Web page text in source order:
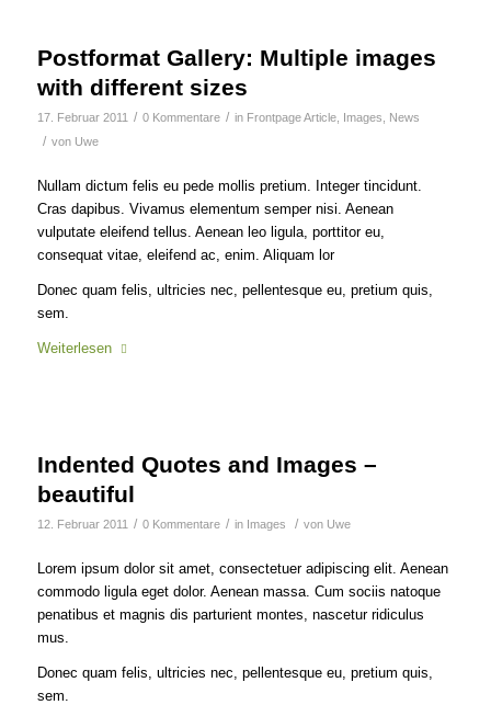
Postformat Gallery: Multiple images
with different sizes
17. Februar 2011 / 0 Kommentare / in Frontpage Article, Images News
/ von Uwe
Nullam dictum felis eu pede mollis pretium. Integer tincidunt.
Cras dapibus. Vivamus elementum semper nisi. Aenean
vulputate eleifend tellus. Aenean leo ligula, porttitor eu,
consequat vitae, eleifend ac, enim. Aliquam lor
Donec quam felis, ultricies nec, pellentesque eu, pretium quis,
sem.
Weiterlesen
Indented Quotes and Images –
beautiful
12. Februar 2011 / 0 Kommentare / in Images / von Uwe
Lorem ipsum dolor sit amet, consectetuer adipiscing elit. Aenean
commodo ligula eget dolor. Aenean massa. Cum sociis natoque
penatibus et magnis dis parturient montes, nascetur ridiculus
mus.
Donec quam felis, ultricies nec, pellentesque eu, pretium quis,
sem.